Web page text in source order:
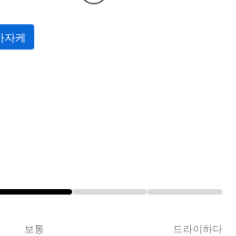
자케
보통 드라이하다